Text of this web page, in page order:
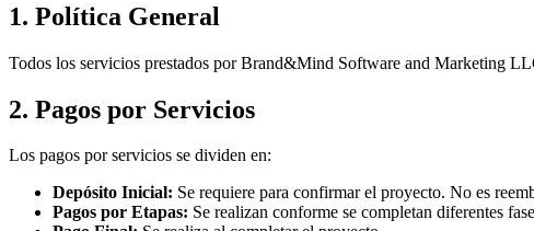
1. Política General
Todos los servicios prestados por Brand&Mind Software and Marketing
2. Pagos por Servicios
Los pagos por servicios se dividen en:
Depósito Inicial: Se requiere para confirmar el proyecto. No es
Pagos por Etapas: Se realizan conforme se completan diferentes